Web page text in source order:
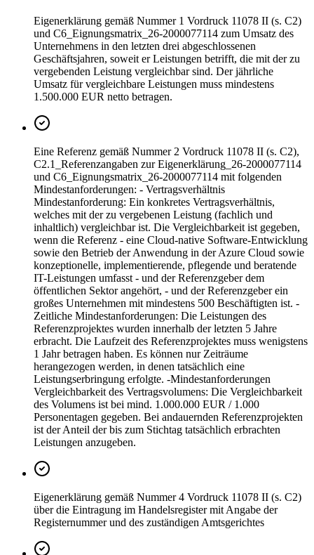
Eigenerklärung gemäß Nummer 1 Vordruck 11078 II (s. C2)
und C6_Eignungsmatrix_26-2000077114 zum Umsatz des
Unternehmens in den letzten drei abgeschlossenen
Geschäftsjahren, soweit er Leistungen betrifft, die mit der zu
vergebenden Leistung vergleichbar sind. Der jährliche
Umsatz für vergleichbare Leistungen muss mindestens
1.500.000 EUR netto betragen.
Eine Referenz gemäß Nummer 2 Vordruck 11078 II (s. C2),
C2.1_Referenzangaben zur Eigenerklärung_26-2000077114
und C6_Eignungsmatrix_26-2000077114 mit folgenden
Mindestanforderungen: - Vertragsverhältnis
Mindestanforderung: Ein konkretes Vertragsverhältnis,
welches mit der zu vergebenen Leistung (fachlich und
inhaltlich) vergleichbar ist. Die Vergleichbarkeit ist gegeben,
wenn die Referenz - eine Cloud-native Software-Entwicklung
sowie den Betrieb der Anwendung in der Azure Cloud sowie
konzeptionelle, implementierende, pflegende und beratende
IT-Leistungen umfasst - und der Referenzgeber dem
öffentlichen Sektor angehört, - und der Referenzgeber ein
großes Unternehmen mit mindestens 500 Beschäftigten ist. -
Zeitliche Mindestanforderungen: Die Leistungen des
Referenzprojektes wurden innerhalb der letzten 5 Jahre
erbracht. Die Laufzeit des Referenzprojektes muss wenigstens
1 Jahr betragen haben. Es können nur Zeiträume
herangezogen werden, in denen tatsächlich eine
Leistungserbringung erfolgte. -Mindestanforderungen
Vergleichbarkeit des Vertragsvolumens: Die Vergleichbarkeit
des Volumens ist bei mind. 1.000.000 EUR / 1.000
Personentagen gegeben. Bei andauernden Referenzprojekten
ist der Anteil der bis zum Stichtag tatsächlich erbrachten
Leistungen anzugeben.
Eigenerklärung gemäß Nummer 4 Vordruck 11078 II (s. C2)
über die Eintragung im Handelsregister mit Angabe der
Registernummer und des zuständigen Amtsgerichtes